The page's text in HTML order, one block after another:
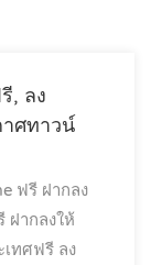
, ลง
าศทาวน์
ฟรี ฝากลง
ฝากลงให้
เทศฟรี ลง